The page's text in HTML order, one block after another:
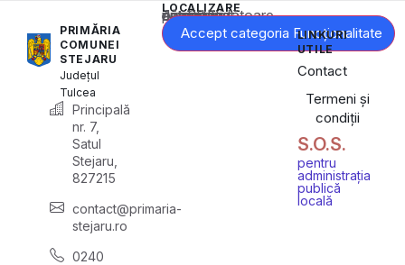
PRIMĂRIA
COMUNEI
STEJARU
Județul
Tulcea
Principală
nr. 7,
Satul
Stejaru,
827215
contact@primaria-
stejaru.ro
0240
LOCALIZARE
Acest conținut este blocat până când acceptați categoria corespunzătoare de cookie-uri.
Accept categoria Funcționalitate
LINKURI
UTILE
Contact
Termeni și
condiții
S.O.S.
pentru
administrația
publică
locală